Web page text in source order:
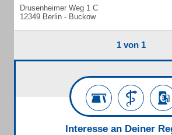
Drusenheimer Weg 1 C
12349 Berlin - Buckow
1 von 1
Interesse an Deiner